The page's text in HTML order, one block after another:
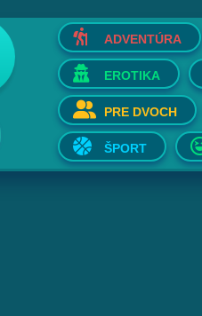
ADVENTÚRA
EROTIKA
PRE DVOCH
ŠPORT